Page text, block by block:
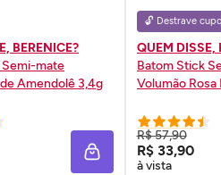
BERENICE?
mate
Amendolê 3,4g
AGORA ❯
ADICIONAR À SACOLA
🔓 Destrave
QUEM DISSE,
Batom Stick
Volumão Rosa
R$ 57,90
R$ 33,90
à vista